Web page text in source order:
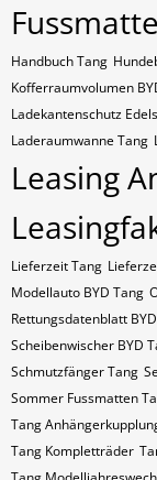
Handbuch Tang
Kofferraumvolumen
Ladekantenschutz
Laderaumwanne Tang
Leasing
Lieferzeit Tang
Modellauto BYD Tang
Rettungsdatenblatt
Scheibenwischer BYD​
Schmutzfänger Tang
Sommer Fussmatten
Tang
Tang Kompletträder